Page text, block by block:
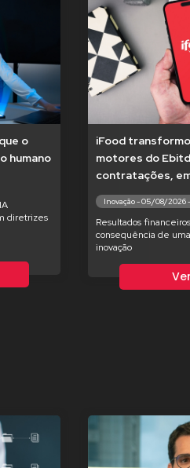
o
humano
diretrizes
iFood
motores do
contratações,
Inovação - 05/08/2026
Resultados
consequência de
inovação
Ver